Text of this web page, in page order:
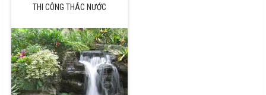
THI CÔNG THÁC NƯỚC